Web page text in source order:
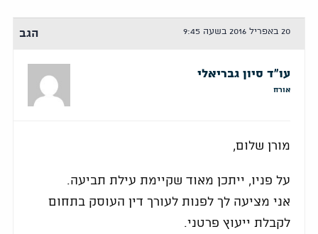
20 באפריל 2016 בשעה 9:45 הגב
עו"ד סיון גבריאלי
אורח
מורן שלום,
על פניו, ייתכן מאוד שקיימת עילת תביעה.
אני מציעה לך לפנות לעורך דין העוסק בתחום
לקבלת ייעוץ פרטני.